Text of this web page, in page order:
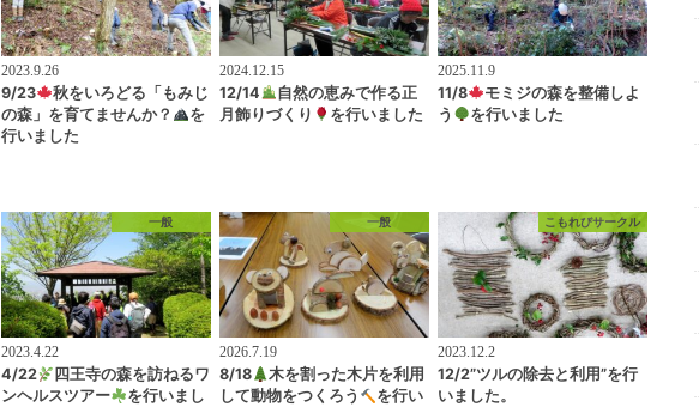
2023.9.26
9/23
秋をいろどる「もみじ
の森」を育てませんか？
を
行いました
2024.12.15
12/14
自然の恵みで作る正
月飾りづくり
を行いました
2025.11.9
11/8
モミジの森を整備しよ
う
を行いました
一般
2023.4.22
4/22
四王寺の森を訪ねるワ
ンヘルスツアー
を行いまし
一般
2026.7.19
8/18
木を割った木片を利用
して動物をつくろう
を行い
こもれびサークル
2023.12.2
12/2”ツルの除去と利用”を行
いました。